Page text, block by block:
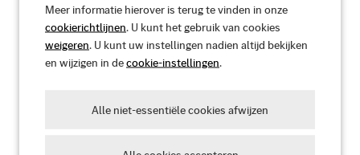
Meer informatie hierover is terug te vinden in onze
cookierichtlijnen. U kunt het gebruik van cookies
weigeren. U kunt uw instellingen nadien altijd bekijken
en wijzigen in decookie-instellingen.
Alle niet-essentiële cookies afwijzen